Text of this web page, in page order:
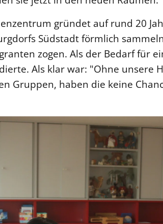
gründet auf rund 20
Südstadt förmlich
zogen. Als der Bedarf für
Als klar war: "Ohne unsere
Gruppen, haben die keine